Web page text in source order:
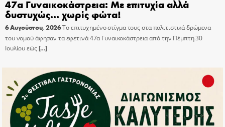
47α Γυναικοκάστρεια: Με επιτυχία αλλά
δυστυχώς… χωρίς φώτα!
6 Αυγούστου, 2026Το επιτυχημένο στίγμα τους στα πολιτιστικά δρώμενα
του νομού άφησαν τα εφετινά 47α Γυναικοκάστρεια από την Πέμπτη 30
Ιουλίου εώς[…]